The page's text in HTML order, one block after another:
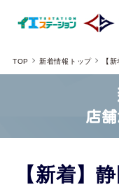
TOP 新着情報トップ 【
店
【新着】